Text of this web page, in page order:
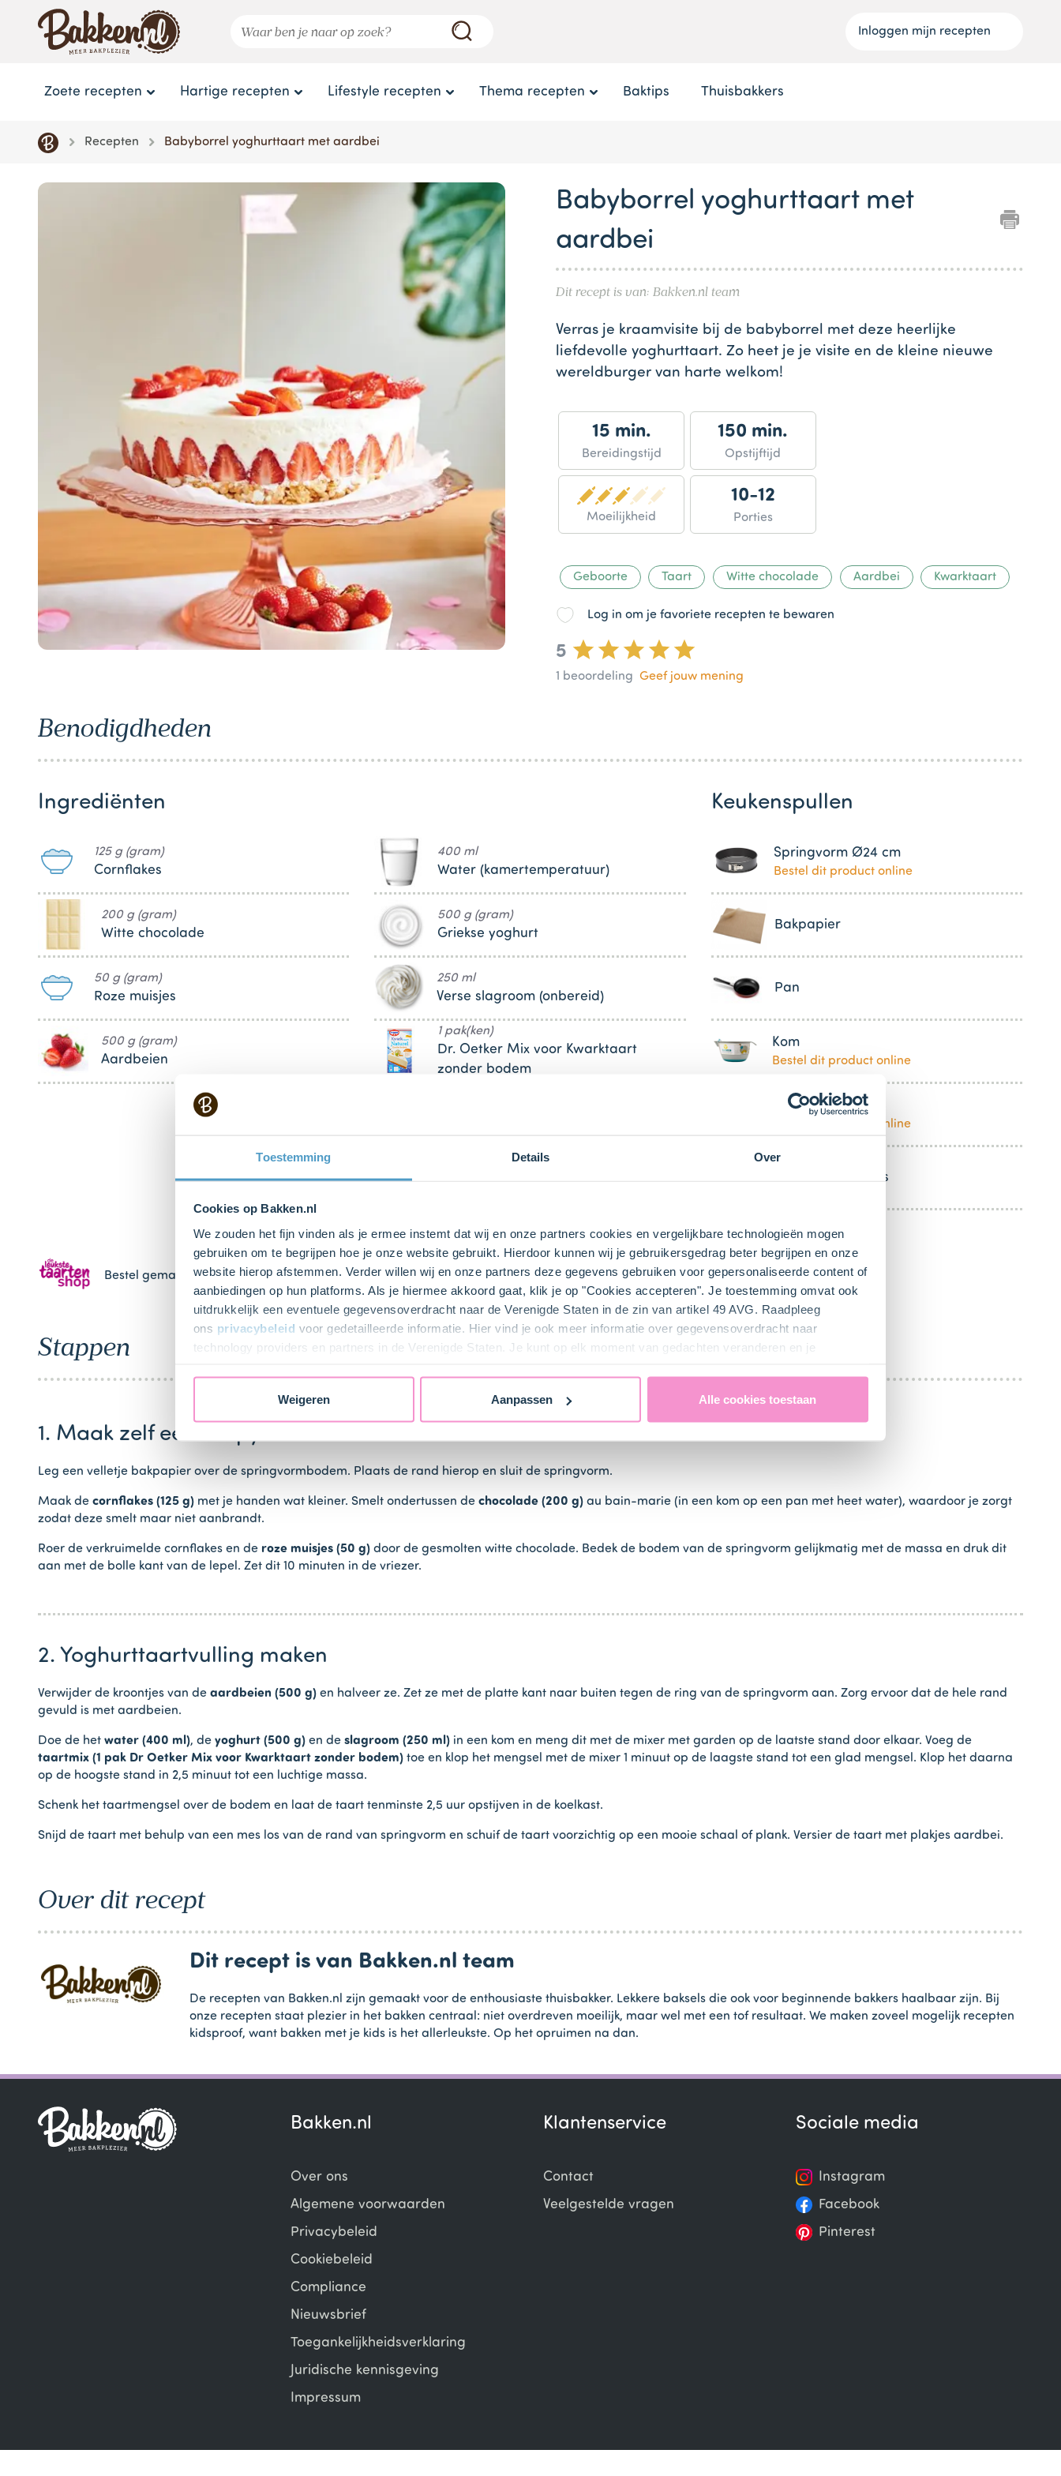
Toestemming Details Over
Cookies op Bakken.nl
We zouden het fijn vinden als je ermee instemt dat wij en onze partners cookies en vergelijkbare technologieën mogen
gebruiken om te begrijpen hoe je onze website gebruikt. Hierdoor kunnen wij je gebruikersgedrag beter begrijpen en onze
website hierop afstemmen. Verder willen wij en onze partners deze gegevens gebruiken voor gepersonaliseerde content of
aanbiedingen op hun platforms. Als je hiermee akkoord gaat, klik je op "Cookies accepteren". Je toestemming omvat ook
uitdrukkelijk een eventuele gegevensoverdracht naar de Verenigde Staten in de zin van artikel 49 AVG. Raadpleeg
ons privacybeleid voor gedetailleerde informatie. Hier vind je ook meer informatie over gegevensoverdracht naar
technology providers en partners in de Verenigde Staten. Je kunt op elk moment van gedachten veranderen en je
Weigeren Aanpassen Alle cookies toestaan
Inloggen mijn recepten
Zoete recepten Hartige recepten Lifestyle recepten Thema recepten Baktips Thuisbakkers
Recepten Babyborrel yoghurttaart met aardbei
Babyborrel yoghurttaart met
aardbei
Dit recept is van: Bakken.nl team
Verras je kraamvisite bij de babyborrel met deze heerlijke
liefdevolle yoghurttaart. Zo heet je je visite en de kleine nieuwe
wereldburger van harte welkom!
15 min.
Bereidingstijd
150 min.
Opstijftijd
Moeilijkheid
10-12
Porties
Geboorte Taart Witte chocolade Aardbei Kwarktaart
Log in om je favoriete recepten te bewaren
5
1 beoordeling Geef jouw mening
Benodigdheden
Ingrediënten
125 g (gram)
Cornflakes
200 g (gram)
Witte chocolade
50 g (gram)
Roze muisjes
500 g (gram)
Aardbeien
400 ml
Water (kamertemperatuur)
500 g (gram)
Griekse yoghurt
250 ml
Verse slagroom (onbereid)
1 pak(ken)
Dr. Oetker Mix voor Kwarktaart
zonder bodem
Keukenspullen
Springvorm Ø24 cm
Bestel dit product online
Bakpapier
Pan
Kom
Bestel dit product online
Mengkom
Bestel dit product online
Mixer met gardes
Bestel gemakkelijk en snel je bakproducten bij ons zusjeDeLeuksteTaartenshop.
Stappen
1. Maak zelf een crispy bodem
Leg een velletje bakpapier over de springvormbodem. Plaats de rand hierop en sluit de springvorm.
Maak de cornflakes (125 g) met je handen wat kleiner. Smelt ondertussen de chocolade (200 g) au bain-marie (in een kom op een pan met heet water), waardoor je zorgt
zodat deze smelt maar niet aanbrandt.
Roer de verkruimelde cornflakes en de roze muisjes (50 g) door de gesmolten witte chocolade. Bedek de bodem van de springvorm gelijkmatig met de massa en druk dit
aan met de bolle kant van de lepel. Zet dit 10 minuten in de vriezer.
2. Yoghurttaartvulling maken
Verwijder de kroontjes van de aardbeien (500 g) en halveer ze. Zet ze met de platte kant naar buiten tegen de ring van de springvorm aan. Zorg ervoor dat de hele rand
gevuld is met aardbeien.
Doe de het water (400 ml), de yoghurt (500 g) en de slagroom (250 ml) in een kom en meng dit met de mixer met garden op de laatste stand door elkaar. Voeg de
taartmix (1 pak Dr Oetker Mix voor Kwarktaart zonder bodem) toe en klop het mengsel met de mixer 1 minuut op de laagste stand tot een glad mengsel. Klop het daarna
op de hoogste stand in 2,5 minuut tot een luchtige massa.
Schenk het taartmengsel over de bodem en laat de taart tenminste 2,5 uur opstijven in de koelkast.
Snijd de taart met behulp van een mes los van de rand van springvorm en schuif de taart voorzichtig op een mooie schaal of plank. Versier de taart met plakjes aardbei.
Over dit recept
Dit recept is van Bakken.nl team
De recepten van Bakken.nl zijn gemaakt voor de enthousiaste thuisbakker. Lekkere baksels die ook voor beginnende bakkers haalbaar zijn. Bij
onze recepten staat plezier in het bakken centraal: niet overdreven moeilijk, maar wel met een tof resultaat. We maken zoveel mogelijk recepten
kidsproof, want bakken met je kids is het allerleukste. Op het opruimen na dan.
Bakken.nl
Over ons
Algemene voorwaarden
Privacybeleid
Cookiebeleid
Compliance
Nieuwsbrief
Toegankelijkheidsverklaring
Juridische kennisgeving
Impressum
Klantenservice
Contact
Veelgestelde vragen
Sociale media
Instagram
Facebook
Pinterest